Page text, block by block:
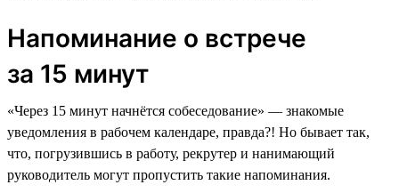
Напоминание о встрече
за 15 минут
«Через 15 минут начнётся собеседование» — знакомые
уведомления в рабочем календаре, правда?! Но бывает так,
что, погрузившись в работу, рекрутер и нанимающий
руководитель могут пропустить такие напоминания.